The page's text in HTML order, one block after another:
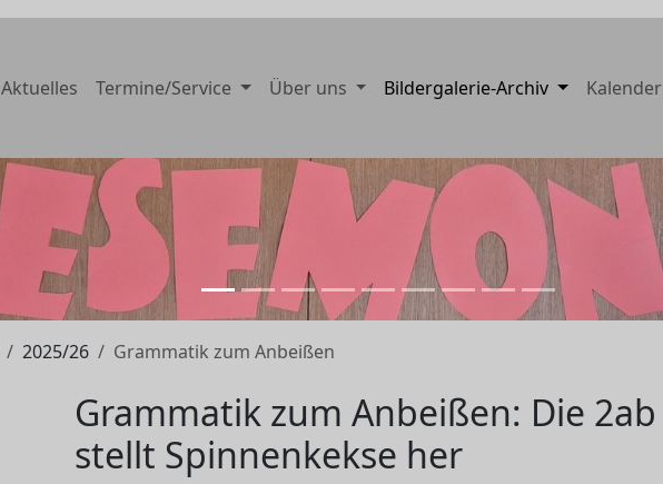
Aktuelles Termine/Service Über uns Bildergalerie-Archiv Kalender
2025/26 Grammatik zum Anbeißen
Grammatik zum Anbeißen: Die 2ab
stellt Spinnenkekse her